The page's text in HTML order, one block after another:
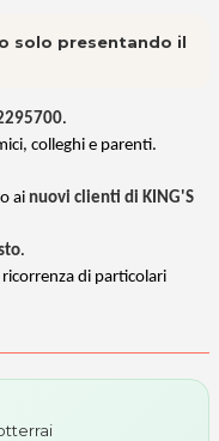
solo presentando il
.
colleghi e parenti.
ai nuovi clienti di KING'S
.
di particolari